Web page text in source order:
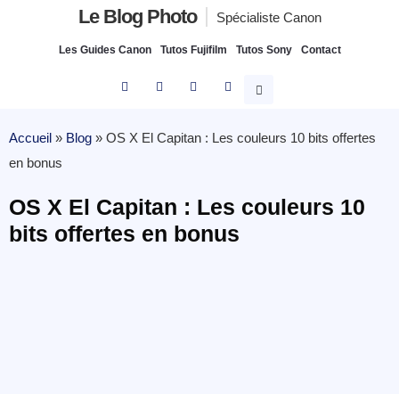
Le Blog Photo Spécialiste Canon
Les Guides Canon Tutos Fujifilm Tutos Sony Contact
Accueil » Blog » OS X El Capitan : Les couleurs 10 bits offertes
en bonus
OS X El Capitan : Les couleurs 10
bits offertes en bonus